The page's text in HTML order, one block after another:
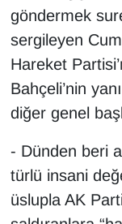
göndermek
sergileyen
Hareket
Bahçeli’nin
diğer genel
- Dünden beri
türlü insani
üslupla AK
Kamu
Kim
Kültür &
KURDÎ
MAGAZİN